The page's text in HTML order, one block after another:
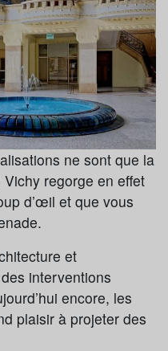
ne sont que la
regorge en effet
d’œil et que vous
et
interventions
encore, les
plaisir à projeter des